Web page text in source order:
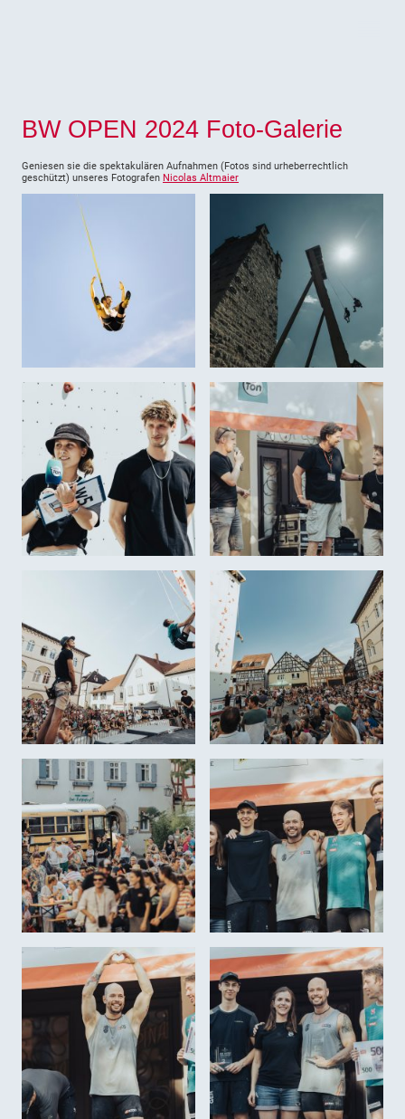
BW OPEN 2024 Foto-Galerie
Geniesen sie die spektakulären Aufnahmen (Fotos sind urheberrechtlich
geschützt) unseres Fotografen Nicolas Altmaier